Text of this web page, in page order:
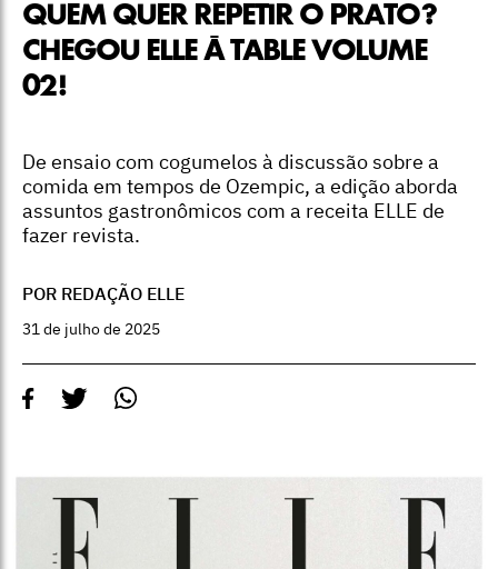
QUEM QUER REPETIR O PRATO?
CHEGOU ELLE À TABLE VOLUME
02!
De ensaio com cogumelos à discussão sobre a
comida em tempos de Ozempic, a edição aborda
assuntos gastronômicos com a receita ELLE de
fazer revista.
POR REDAÇÃO ELLE
31 de julho de 2025